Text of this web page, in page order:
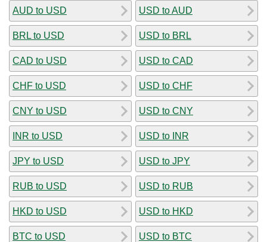
AUD to USD
BRL to USD
CAD to USD
CHF to USD
CNY to USD
INR to USD
JPY to USD
RUB to USD
HKD to USD
BTC to USD
USD to AUD
USD to BRL
USD to CAD
USD to CHF
USD to CNY
USD to INR
USD to JPY
USD to RUB
USD to HKD
USD to BTC